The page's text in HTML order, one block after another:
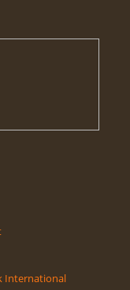
International